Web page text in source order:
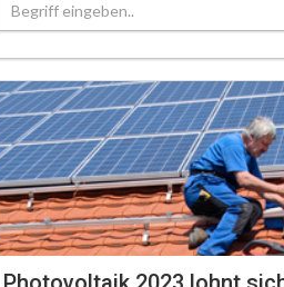
Begriff eingeben..